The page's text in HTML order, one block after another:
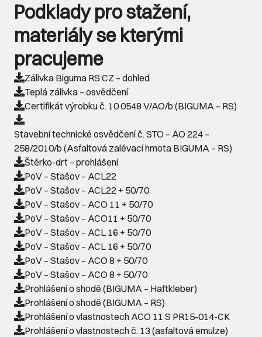
Podklady pro stažení,
materiály se kterými
pracujeme
Zálivka Biguma RS CZ – dohled
Teplá zálivka – osvědčení
Certifikát výrobku č. 10 0548 V/AO/b (BIGUMA – RS)
Stavební technické osvědčení č. STO – AO 224 –
258/2010/b (Asfaltová zalévací hmota BIGUMA – RS)
Štěrko-drť – prohlášení
PoV – Stašov – ACL22
PoV – Stašov – ACL22 + 50/70
PoV – Stašov – ACO 11 + 50/70
PoV – Stašov – ACO11 + 50/70
PoV – Stašov – ACL 16 + 50/70
PoV – Stašov – ACL 16 + 50/70
PoV – Stašov – ACO 8 + 50/70
PoV – Stašov – ACO 8 + 50/70
Prohlášení o shodě (BIGUMA – Haftkleber)
Prohlášení o shodě (BIGUMA – RS)
Prohlášení o vlastnostech ACO 11 S PR15-014-CK
Prohlášení o vlastnostech č. 13 (asfaltová emulze)